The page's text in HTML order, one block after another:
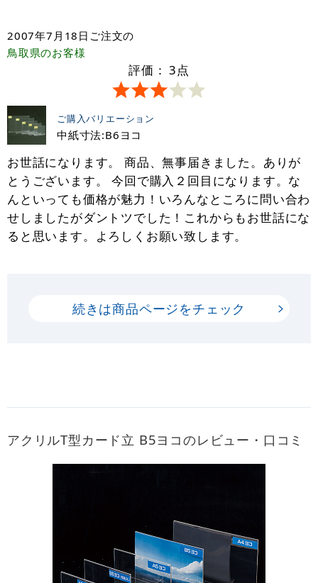
2007年7月18日 ご注文の
鳥取県のお客様
評価： 3点
ご購入バリエーション
中紙寸法:B6ヨコ
お世話になります。 商品、無事届きました。ありが
とうございます。 今回で購入２回目になります。な
んといっても価格が魅力！いろんなところに問い合わ
せしましたがダントツでした！これからもお世話にな
ると思います。よろしくお願い致します。
続きは商品ページをチェック
アクリルT型カード立 B5ヨコのレビュー・口コミ